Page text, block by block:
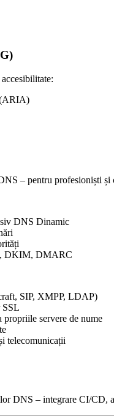
(ARIA)
– pentru profesioniști și
DNS Dinamic
DKIM, DMARC
SIP, XMPP, LDAP)
SSL
propriile servere de nume
telecomunicații
DNS – integrare CI/